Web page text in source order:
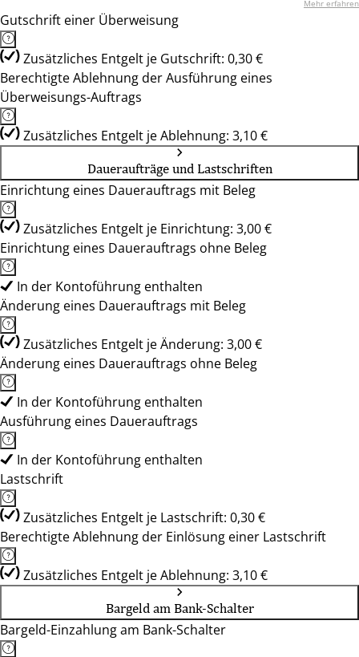
Mehr erfahren
Gutschrift einer Überweisung
Zusätzliches Entgelt je Gutschrift: 0,30 €
Berechtigte Ablehnung der Ausführung eines
Überweisungs-Auftrags
Zusätzliches Entgelt je Ablehnung: 3,10 €
Daueraufträge und Lastschriften
Einrichtung eines Dauerauftrags mit Beleg
Zusätzliches Entgelt je Einrichtung: 3,00 €
Einrichtung eines Dauerauftrags ohne Beleg
In der Kontoführung enthalten
Änderung eines Dauerauftrags mit Beleg
Zusätzliches Entgelt je Änderung: 3,00 €
Änderung eines Dauerauftrags ohne Beleg
In der Kontoführung enthalten
Ausführung eines Dauerauftrags
In der Kontoführung enthalten
Lastschrift
Zusätzliches Entgelt je Lastschrift: 0,30 €
Berechtigte Ablehnung der Einlösung einer Lastschrift
Zusätzliches Entgelt je Ablehnung: 3,10 €
Bargeld am Bank-Schalter
Bargeld-Einzahlung am Bank-Schalter